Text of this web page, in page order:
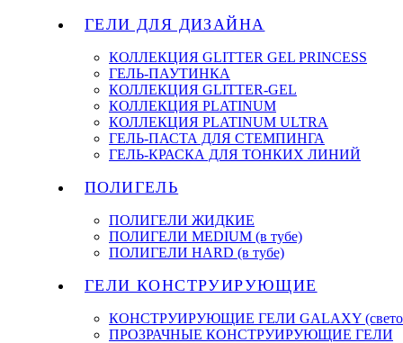
ГЕЛИ ДЛЯ ДИЗАЙНА
КОЛЛЕКЦИЯ GLITTER GEL PRINCESS
ГЕЛЬ-ПАУТИНКА
КОЛЛЕКЦИЯ GLITTER-GEL
КОЛЛЕКЦИЯ PLATINUM
КОЛЛЕКЦИЯ PLATINUM ULTRA
ГЕЛЬ-ПАСТА ДЛЯ СТЕМПИНГА
ГЕЛЬ-КРАСКА ДЛЯ ТОНКИХ ЛИНИЙ
ПОЛИГЕЛЬ
ПОЛИГЕЛИ ЖИДКИЕ
ПОЛИГЕЛИ MEDIUM (в тубе)
ПОЛИГЕЛИ HARD (в тубе)
ГЕЛИ КОНСТРУИРУЮЩИЕ
КОНСТРУИРУЮЩИЕ ГЕЛИ GALAXY
ПРОЗРАЧНЫЕ КОНСТРУИРУЮЩИЕ ГЕЛИ